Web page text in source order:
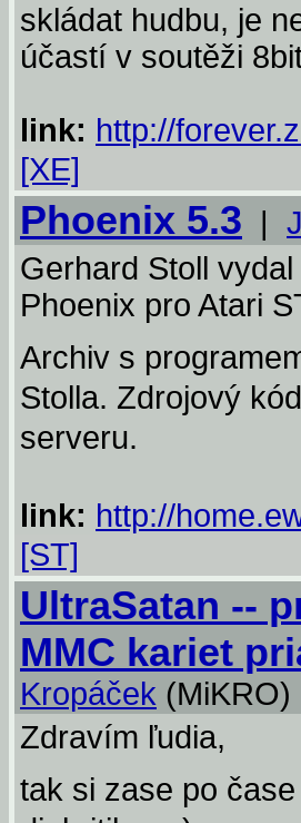
skládat hudbu, je
účastí v soutěži
link: http://
[XE]
Phoenix 5.3 |
Gerhard Stoll
Phoenix pro Atari
Archiv s
Stolla. Zdrojový
serveru.
link: http://
[ST]
UltraSatan --
MMC kariet
Kropáček (MiKRO)
Zdravím ľudia,
tak si zase po